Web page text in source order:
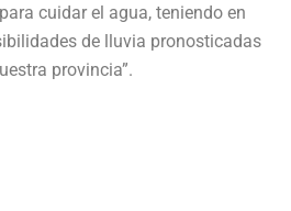
cuidar el agua, teniendo en
de lluvia pronosticadas
provincia”.